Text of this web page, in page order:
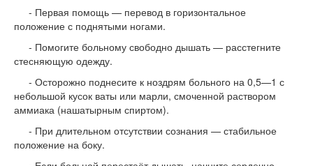
- Первая помощь — перевод в горизонтальное
положение с поднятыми ногами.
- Помогите больному свободно дышать — расстегните
стесняющую одежду.
- Осторожно поднесите к ноздрям больного на 0,5—1 с
небольшой кусок ваты или марли, смоченной раствором
аммиака (нашатырным спиртом).
- При длительном отсутствии сознания — стабильное
положение на боку.